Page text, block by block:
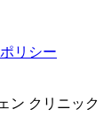
リシー